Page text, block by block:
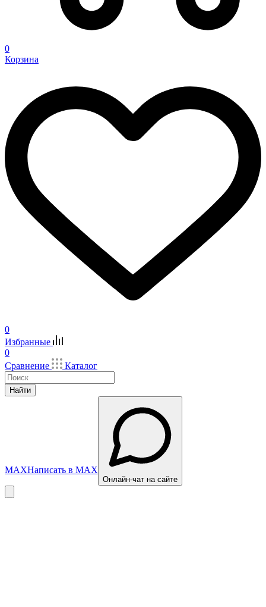
0
Корзина
0
Избранные
0
Сравнение
Каталог
Найти
MAXНаписать в MAX
Онлайн-чат на сайте